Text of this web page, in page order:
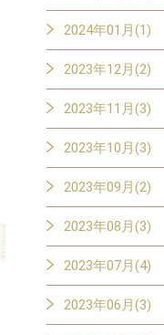
2024年01月(1)
2023年12月(2)
2023年11月(3)
2023年10月(3)
2023年09月(2)
2023年08月(3)
2023年07月(4)
2023年06月(3)